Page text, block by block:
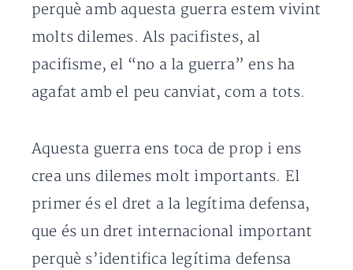
perquè amb aquesta guerra estem vivint
molts dilemes. Als pacifistes, al
pacifisme, el “no a la guerra” ens ha
agafat amb el peu canviat, com a tots.
Aquesta guerra ens toca de prop i ens
crea uns dilemes molt importants. El
primer és el dret a la legítima defensa,
que és un dret internacional important
perquè s’identifica legítima defensa